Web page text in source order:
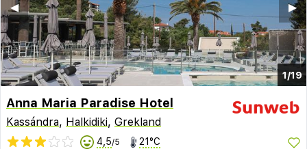
1/19
▶︎
◀︎
Anna Maria Paradise Hotel
Kassándra, Halkidiki, Grekland
4,5/5 21°C